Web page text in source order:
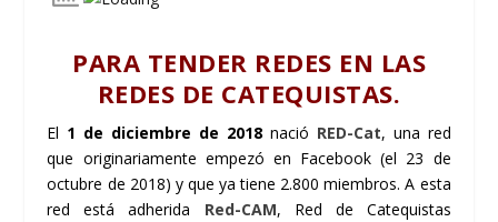
PARA TENDER REDES EN LAS
REDES DE CATEQUISTAS.
El 1 de diciembre de 2018nació RED-Cat, una red
que originariamente empezó en Facebook (el 23 de
octubre de 2018) y que ya tiene 2.800 miembros. A esta
red está adherida Red-CAM, Red de Catequistas